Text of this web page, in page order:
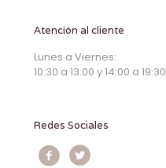
Atención al cliente
Lunes a Viernes:
10:30 a 13:00 y 14:00 a 19:30
Redes Sociales